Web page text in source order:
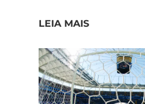
LEIA MAIS